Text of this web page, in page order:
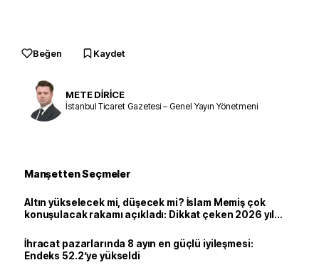
Beğen Kaydet
METE DİRİCE
İstanbul Ticaret Gazetesi – Genel Yayın Yönetmeni
Manşetten Seçmeler
Altın yükselecek mi, düşecek mi? İslam Memiş çok
konuşulacak rakamı açıkladı: Dikkat çeken 2026 yıl
İhracat pazarlarında 8 ayın en güçlü iyileşmesi:
Endeks 52.2’ye yükseldi